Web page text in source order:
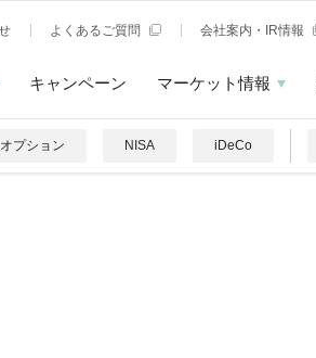
よくあるご質問 会社案内・IR情報
キャンペーン マーケット情報
プション NISA iDeCo